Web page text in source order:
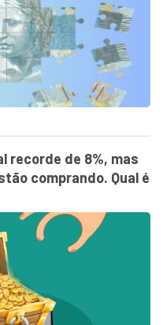
recorde de 8%, mas
comprando. Qual é